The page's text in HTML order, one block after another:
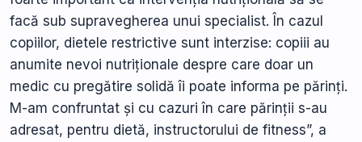
facă sub supravegherea unui specialist. În cazul
copiilor, dietele restrictive sunt interzise: copiii au
anumite nevoi nutriționale despre care doar un
medic cu pregătire solidă îi poate informa pe părinți.
M-am confruntat și cu cazuri în care părinții s-au
adresat, pentru dietă, instructorului de fitness”, a